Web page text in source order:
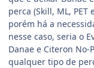
perca (Skill, ML, PET
porém há a
nesse caso, seria o
Danae e Citeron No-
qualquer tipo de